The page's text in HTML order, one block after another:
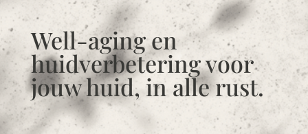
Well-aging en
huidverbetering voor
jouw huid, in alle rust.